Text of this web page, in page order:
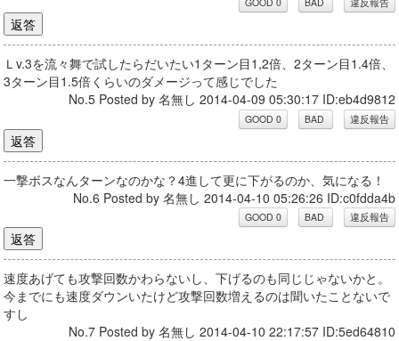
Ｌv.3を流々舞で試したらだいたい1ターン目1,2倍、2ターン目1.4倍、
3ターン目1.5倍くらいのダメージって感じでした
No.5 Posted by 名無し 2014-04-09 05:30:17 ID:eb4d9812
一撃ボスなんターンなのかな？4進して更に下がるのか、気になる！
No.6 Posted by 名無し 2014-04-10 05:26:26 ID:c0fdda4b
速度あげても攻撃回数かわらないし、下げるのも同じじゃないかと。
今までにも速度ダウンいたけど攻撃回数増えるのは聞いたことないで
すし
No.7 Posted by 名無し 2014-04-10 22:17:57 ID:5ed64810